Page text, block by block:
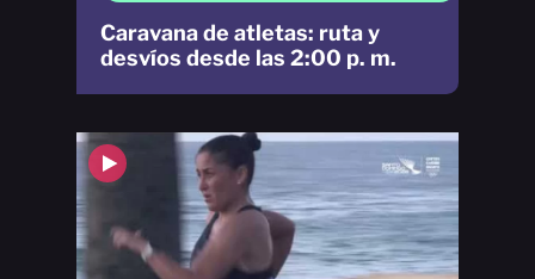
Caravana de atletas: ruta y
desvíos desde las 2:00 p. m.